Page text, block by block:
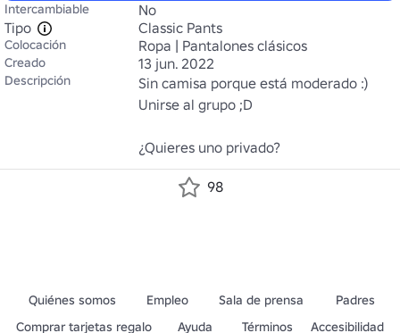
Intercambiable
No
Tipo
Classic Pants
Colocación Ropa | Pantalones clásicos
Creado 13 jun. 2022
Descripción
Sin camisa porque está moderado :)
Unirse al grupo ;D
¿Quieres uno privado?
98
Quiénes somos Empleo Sala de prensa
Padres
Comprar tarjetas regalo
Ayuda Términos Accesibilidad